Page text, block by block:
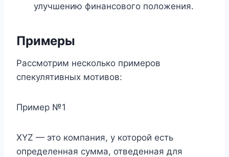
улучшению финансового положения.
Примеры
Рассмотрим несколько примеров
спекулятивных мотивов:
Пример №1
XYZ — это компания, у которой есть
определенная сумма, отведенная для